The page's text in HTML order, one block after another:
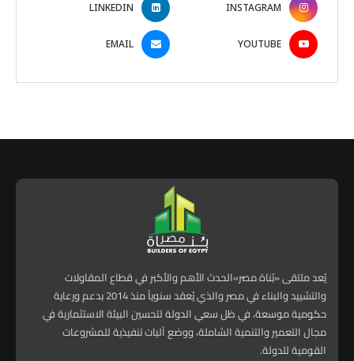
INSTAGRAM
LINKEDIN
YOUTUBE
EMAIL
يُعد ملتقى «بُناة مصر»الحدث الأهم والأكبر في قطاع المقاولات
والتشييد والبناء في مصر والذي يُعقد سنوياً منذ 2014 بدعم ورعاية
حكومية موسعة، في ظل سعي الدولة لتحسين البيئة الاستثمارية في
مجال التعمير والتنمية الشاملة، ووضع آليات تنفيذية للمشروعات
القومية للدولة.